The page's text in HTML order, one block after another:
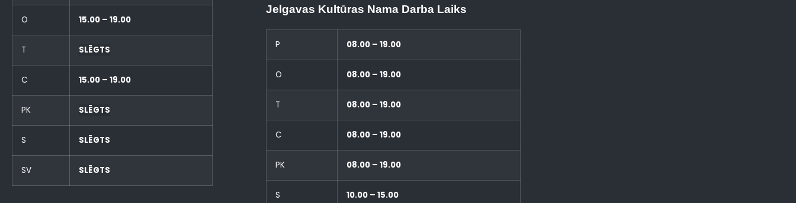
O 15.00 – 19.00
T SLĒGTS
C 15.00 – 19.00
PK SLĒGTS
S SLĒGTS
SV SLĒGTS
Jelgavas Kultūras Nama Darba Laiks
P 08.00 – 19.00
O 08.00 – 19.00
T 08.00 – 19.00
C 08.00 – 19.00
PK 08.00 – 19.00
S 10.00 – 15.00